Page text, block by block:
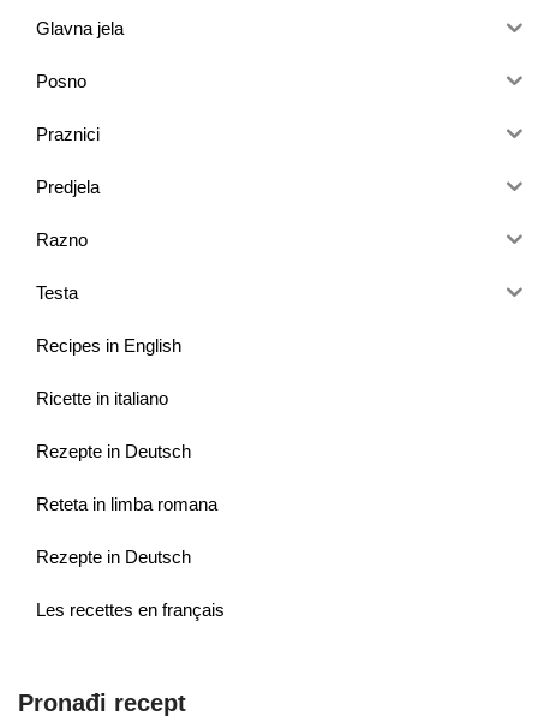
Glavna jela
Posno
Praznici
Predjela
Razno
Testa
Recipes in English
Ricette in italiano
Rezepte in Deutsch
Reteta in limba romana
Rezepte in Deutsch
Les recettes en français
Pronađi recept